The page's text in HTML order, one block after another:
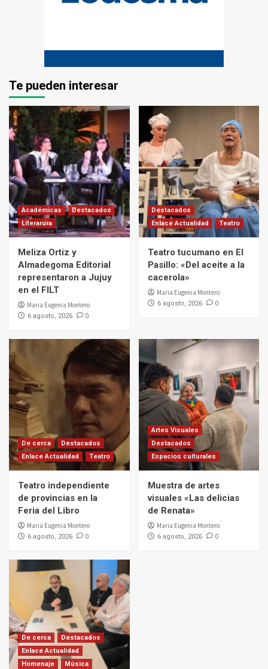
Te pueden interesar
Académicas
Destacados
Literarura
Meliza Ortiz y
Almadegoma Editorial
representaron a Jujuy
en el FILT
Maria Eugenia Montero
6 agosto, 2026 0
Destacados
Enlace Actualidad
Teatro
Teatro tucumano en El
Pasillo: «Del aceite a la
cacerola»
Maria Eugenia Montero
6 agosto, 2026 0
De cerca
Destacados
Enlace Actualidad
Teatro
Teatro independiente
de provincias en la
Feria del Libro
Maria Eugenia Montero
6 agosto, 2026 0
Artes Visuales
Destacados
Espacios culturales
Muestra de artes
visuales «Las delicias
de Renata»
Maria Eugenia Montero
6 agosto, 2026 0
De cerca
Destacados
Enlace Actualidad
Homenaje
Música